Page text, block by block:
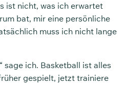
ist nicht, was ich erwartet
bat, mir eine persönliche
muss ich nicht lange
sage ich. Basketball ist alles
gespielt, jetzt trainiere